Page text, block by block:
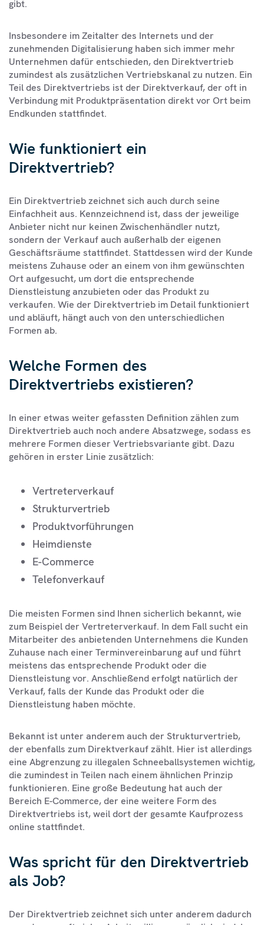
gibt.
Insbesondere im Zeitalter des Internets und der
zunehmenden Digitalisierung haben sich immer mehr
Unternehmen dafür entschieden, den Direktvertrieb
zumindest als zusätzlichen Vertriebskanal zu nutzen. Ein
Teil des Direktvertriebs ist der Direktverkauf, der oft in
Verbindung mit Produktpräsentation direkt vor Ort beim
Endkunden stattfindet.
Wie funktioniert ein
Direktvertrieb?
Ein Direktvertrieb zeichnet sich auch durch seine
Einfachheit aus. Kennzeichnend ist, dass der jeweilige
Anbieter nicht nur keinen Zwischenhändler nutzt,
sondern der Verkauf auch außerhalb der eigenen
Geschäftsräume stattfindet. Stattdessen wird der Kunde
meistens Zuhause oder an einem von ihm gewünschten
Ort aufgesucht, um dort die entsprechende
Dienstleistung anzubieten oder das Produkt zu
verkaufen. Wie der Direktvertrieb im Detail funktioniert
und abläuft, hängt auch von den unterschiedlichen
Formen ab.
Welche Formen des
Direktvertriebs existieren?
In einer etwas weiter gefassten Definition zählen zum
Direktvertrieb auch noch andere Absatzwege, sodass es
mehrere Formen dieser Vertriebsvariante gibt. Dazu
gehören in erster Linie zusätzlich:
Vertreterverkauf
Strukturvertrieb
Produktvorführungen
Heimdienste
E-Commerce
Telefonverkauf
Die meisten Formen sind Ihnen sicherlich bekannt, wie
zum Beispiel der Vertreterverkauf. In dem Fall sucht ein
Mitarbeiter des anbietenden Unternehmens die Kunden
Zuhause nach einer Terminvereinbarung auf und führt
meistens das entsprechende Produkt oder die
Dienstleistung vor. Anschließend erfolgt natürlich der
Verkauf, falls der Kunde das Produkt oder die
Dienstleistung haben möchte.
Bekannt ist unter anderem auch der Strukturvertrieb,
der ebenfalls zum Direktverkauf zählt. Hier ist allerdings
eine Abgrenzung zu illegalen Schneeballsystemen wichtig,
die zumindest in Teilen nach einem ähnlichen Prinzip
funktionieren. Eine große Bedeutung hat auch der
Bereich E-Commerce, der eine weitere Form des
Direktvertriebs ist, weil dort der gesamte Kaufprozess
online stattfindet.
Was spricht für den Direktvertrieb
als Job?
Der Direktvertrieb zeichnet sich unter anderem dadurch